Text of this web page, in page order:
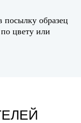
образец
цвету или